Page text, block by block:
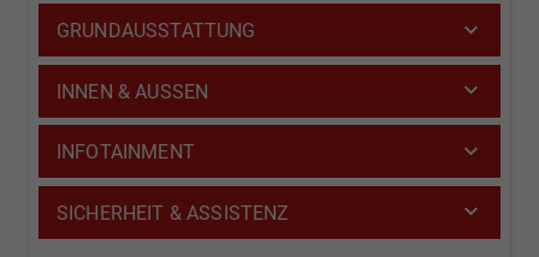
GRUNDAUSSTATTUNG
INNEN & AUSSEN
INFOTAINMENT
SICHERHEIT & ASSISTENZ